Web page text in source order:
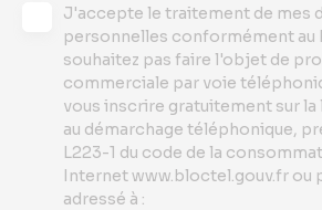
J'accepte le traitement de mes
personnelles conformément au
souhaitez pas faire l'objet de
commerciale par voie
vous inscrire gratuitement sur
au démarchage téléphonique,
L223-1 du code de la
Internet www.bloctel.gouv.fr ou
adressé à :